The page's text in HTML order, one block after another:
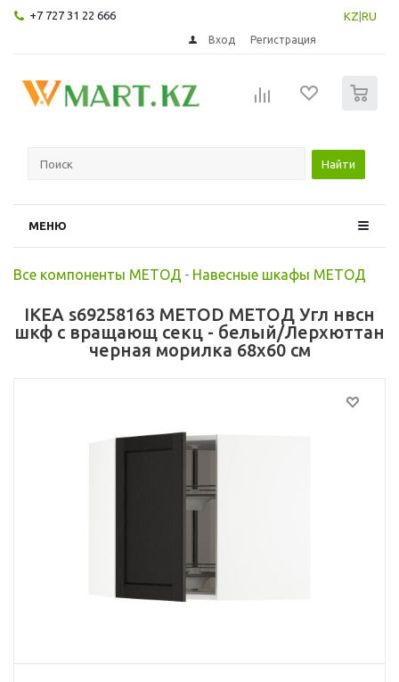
+7 727 31 22 666 KZ RU
Вход Регистрация
Найти
МЕНЮ
Все компоненты МЕТОД - Навесные шкафы МЕТОД
IKEA s69258163 METOD МЕТОД Угл нвсн
шкф с вращающ секц - белый/Лерхюттан
черная морилка 68x60 см